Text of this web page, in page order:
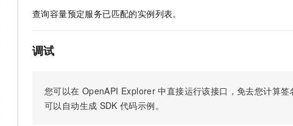
查询容量预定服务已匹配的实例列表。
调试
您可以在 OpenAPI Explorer 中直接运行该接口，免去您计算
可以自动生成 SDK 代码示例。
云解析DNS
覆盖公网/内网、递归/权威、移动APP等全场景解析服务
云原生大数据计算服务 MaxCompute
面向分析的企业级SaaS模式云数据仓库
快速拥有专属 OpenClaw
让AI从“聊天伙伴”进化为能干活的“数字员工”
免费试用
解决方案免费试用 新老同享
最高领取价值200元试用点，立即开启云上创新
1亿+ 大模型 tokens 和 30+ 款产品免费体验 夜间 5 折，Qwen/Meoo/TokenPlan
电子合同
Tableau 订阅
AI空中课堂在线直播课堂（旗舰版）
Consulting Partner 合作计划
短信专区
云开发大赛
入门学习赛